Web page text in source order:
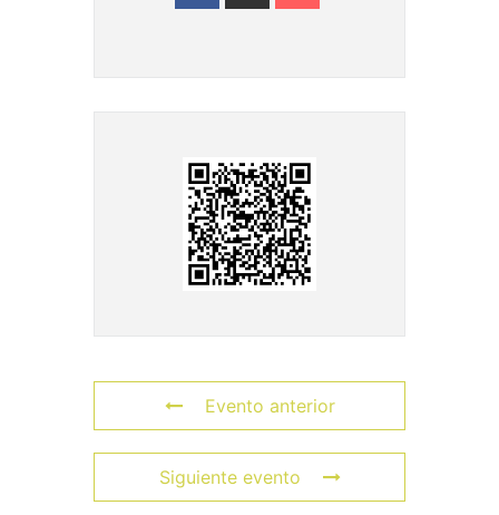
Evento anterior
Siguiente evento